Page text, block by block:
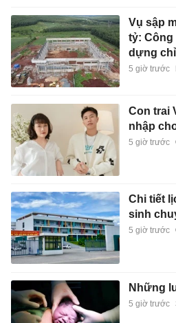
Vụ sập
tỷ: Công
dựng
5 giờ trước
Con trai
nhập
5 giờ trước
Chi tiết
sinh
5 giờ trước
Những
5 giờ trước